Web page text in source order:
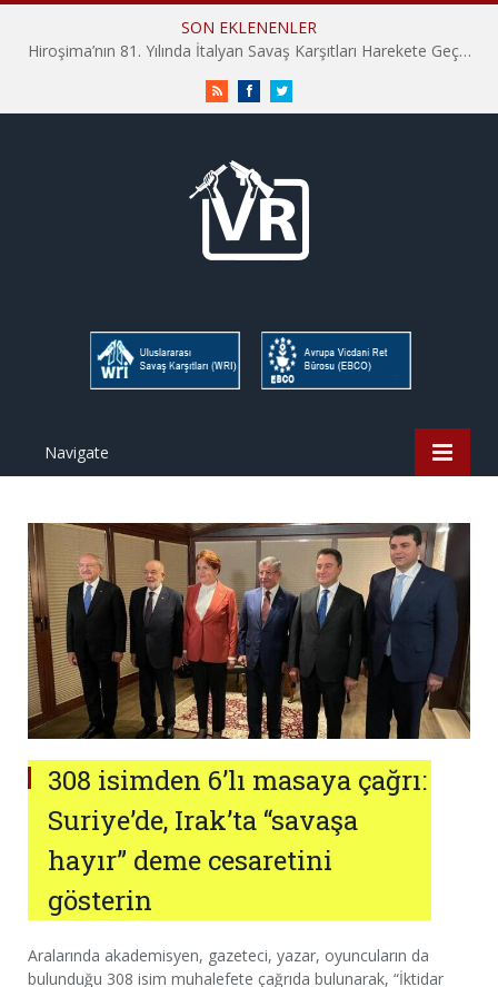
SON EKLENENLER
İHD İstanbul Şube Vicdani Ret Komisyonu: Vicdani Retçiler Olarak Destek İçin Buradayız!
RSS FacebookTwitter
Navigate
308 isimden 6’lı masaya çağrı:
Suriye’de, Irak’ta “savaşa
hayır” deme cesaretini
gösterin
Aralarında akademisyen, gazeteci, yazar, oyuncuların da
bulunduğu 308 isim muhalefete çağrıda bulunarak, “İktidar